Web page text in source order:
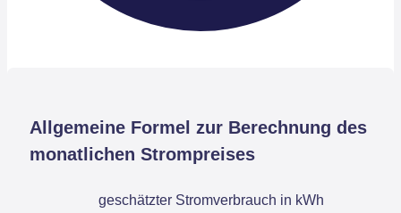
Allgemeine Formel zur Berechnung des
monatlichen Strompreises
geschätzter Stromverbrauch in kWh